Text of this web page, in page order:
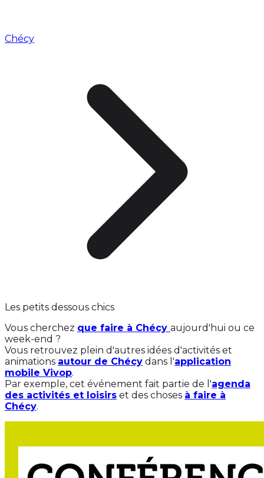
Chécy
Les petits dessous chics
Vous cherchez que faire à Chécy aujourd'hui ou ce
week-end ?
Vous retrouvez plein d'autres idées d'activités et
animations autour de Chécy dans l'application
mobile Vivop.
Par exemple, cet événement fait partie de l'agenda
des activités et loisirs et des choses à faire à
Chécy.